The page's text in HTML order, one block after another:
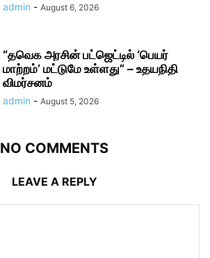
admin - August 6, 2026
“தவெக அரசின் பட்ஜெட்டில் ‘பெயர்
மாற்றம்’ மட்டுமே உள்ளது” – உதயநிதி
விமர்சனம்
admin - August 5, 2026
NO COMMENTS
LEAVE A REPLY